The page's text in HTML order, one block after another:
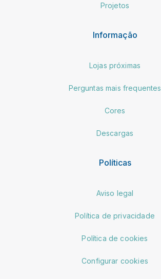
Projetos
Informação
Lojas próximas
Perguntas mais frequentes
Cores
Descargas
Políticas
Aviso legal
Política de privacidade
Política de cookies
Configurar cookies